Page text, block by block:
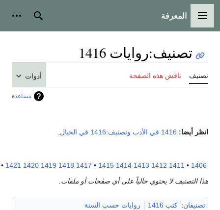
الرئيسية
المعرفة بحث أدوات
تصنيف:روايات 1416
ناقش هذه الصفحة
مساعدة
أيضا: 1416 في الأدب وتصنيف:1416 في الخيال .
•
1411
1412
1413
1414
1415
•
1417
1418
1419
1420
1421
•
1426
التصنيف لا يحتوي حالياً على أي صفحات أو ملفات.
: كتب 1416 روايات حسب السنة